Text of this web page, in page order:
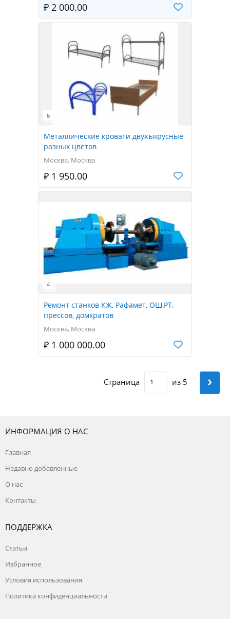
₽ 2 000.00
Металлические кровати двухъярусные
разных цветов
Москва, Москва
₽ 1 950.00
Ремонт станков КЖ, Рафамет, ОШ,РТ,
прессов, домкратов
Москва, Москва
₽ 1 000 000.00
Страница из 5 ›
ИНФОРМАЦИЯ О НАС
Главная
Недавно добавленные
О нас
Контакты
ПОДДЕРЖКА
Статьи
Избранное
Условия использования
Политика конфиденциальности